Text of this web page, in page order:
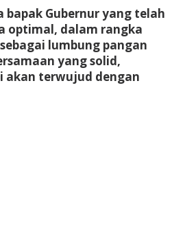
bapak Gubernur yang telah
optimal, dalam rangka
lumbung pangan
yang solid,
akan terwujud dengan